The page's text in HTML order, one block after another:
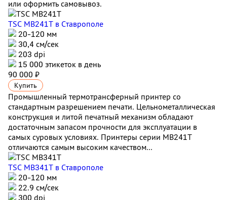
или оформить самовывоз.
TSC MB241T в Ставрополе
20-120 мм
30,4 см/сек
203 dpi
15 000 этикеток в день
90 000 ₽
Купить
Промышленный термотрансферный принтер со
стандартным разрешением печати. Цельнометаллическая
конструкция и литой печатный механизм обладают
достаточным запасом прочности для эксплуатации в
самых суровых условиях. Принтеры серии MB241T
отличаются самым высоким качеством...
TSC MB341T в Ставрополе
20-120 мм
22.9 см/сек
300 dpi